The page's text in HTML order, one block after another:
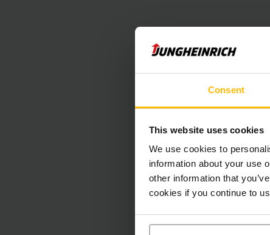
Consent
This website uses cookies
We use cookies to
information about your use
other information that
cookies if you continue to
Technické údaje
Batéria